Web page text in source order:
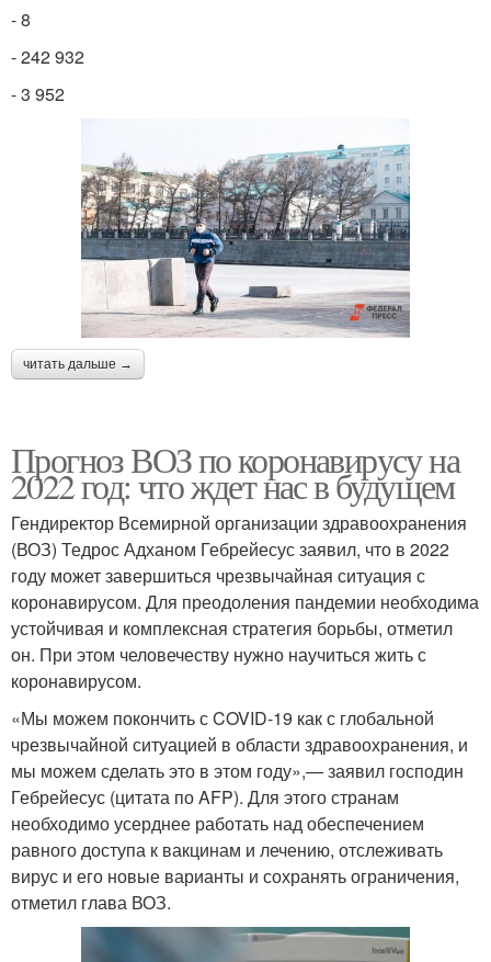
- 8
- 242 932
- 3 952
читать дальше →
Прогноз ВОЗ по коронавирусу на
2022 год: что ждет нас в будущем
Гендиректор Всемирной организации здравоохранения
(ВОЗ) Тедрос Адханом Гебрейесус заявил, что в 2022
году может завершиться чрезвычайная ситуация с
коронавирусом. Для преодоления пандемии необходима
устойчивая и комплексная стратегия борьбы, отметил
он. При этом человечеству нужно научиться жить с
коронавирусом.
«Мы можем покончить с COVID-19 как с глобальной
чрезвычайной ситуацией в области здравоохранения, и
мы можем сделать это в этом году»,— заявил господин
Гебрейесус (цитата по AFP). Для этого странам
необходимо усерднее работать над обеспечением
равного доступа к вакцинам и лечению, отслеживать
вирус и его новые варианты и сохранять ограничения,
отметил глава ВОЗ.